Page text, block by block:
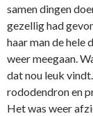
samen dingen
gezellig had
haar man de hele
weer meegaan.
dat nou leuk
rododendron en
Het was weer